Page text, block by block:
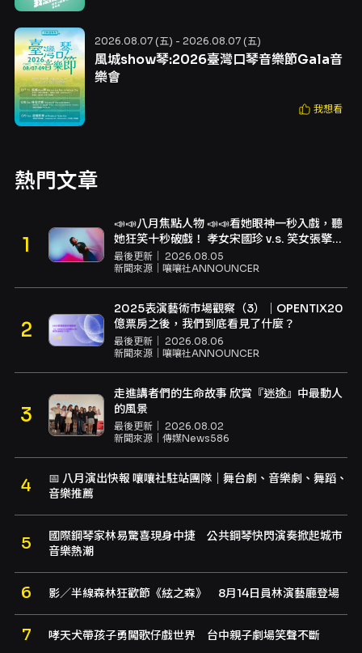
2026.08.07 (五) - 2026.08.07 (五)
風城show琴:2026臺灣口琴音樂節Gala音
樂會
我想看
熱門文章
📣📣八月焦點人物 📣📣看她眼神一秒入戲，聽
她狂笑十秒破戲！ 孝女宋國珍 v.s. 笑女張擎
佳：本是同根生，相約壓車別太急
最後更新｜ 2026.08.05
新聞來源｜ 嚷嚷社ANNOUNCER
2025表演藝術市場觀察（3）｜OPENTIX20
億票房之後，我們到底看見了什麼？
最後更新｜ 2026.08.06
新聞來源｜ 嚷嚷社ANNOUNCER
走進講者們的生命故事 欣賞『迷途』中最動人
的風景
最後更新｜ 2026.08.02
新聞來源｜ 傳媒News586
📅 八月演出快報 嚷嚷社駐站團隊｜舞台劇、音樂劇、舞蹈、
音樂推薦
國際鋼琴家林易驚喜現身中捷 公共鋼琴快閃演奏掀起城市
音樂熱潮
影／半線森林狂歡節《絃之森》 8月14日員林演藝廳登場
哮天犬帶孩子勇闖歌仔戲世界 台中親子劇場笑聲不斷